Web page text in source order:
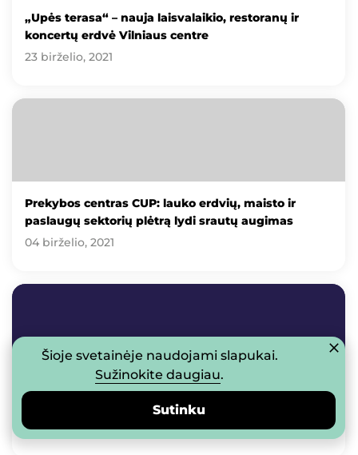
„Upės terasa“ – nauja laisvalaikio, restoranų ir
koncertų erdvė Vilniaus centre
23 birželio, 2021
Prekybos centras CUP: lauko erdvių, maisto ir
paslaugų sektorių plėtrą lydi srautų augimas
04 birželio, 2021
Terasų gausa garsėjantis CUP: kviečia į naujas
lauko erdves ir paiškylauti
29 balandžio, 2021
Šioje svetainėje naudojami slapukai.
Sužinokite daugiau.
Sutinku